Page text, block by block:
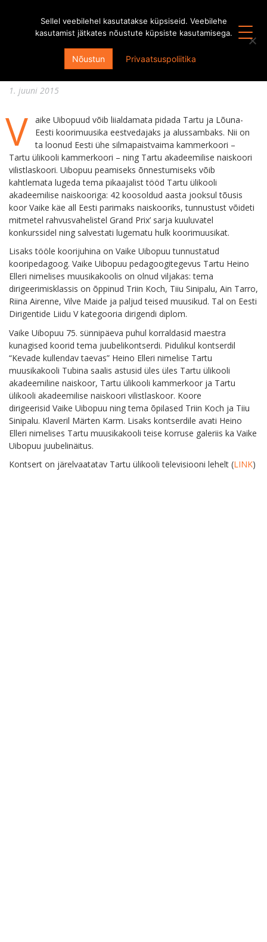
Maestra Vaike Uibopuu tähistas oma
75. sünnipäeva kauni kontserdiga
1. juuni 2015
V
aike Uibopuud võib liialdamata pidada Tartu ja Lõuna-
Eesti koorimuusika eestvedajaks ja alussambaks. Nii on
ta loonud Eesti ühe silmapaistvaima kammerkoori –
Tartu ülikooli kammerkoori – ning Tartu akadeemilise naiskoori
vilistlaskoori. Uibopuu peamiseks õnnestumiseks võib
kahtlemata lugeda tema pikaajalist tööd Tartu ülikooli
akadeemilise naiskooriga: 42 koosoldud aasta jooksul tõusis
koor Vaike käe all Eesti parimaks naiskooriks, tunnustust võideti
mitmetel rahvusvahelistel Grand Prix’ sarja kuuluvatel
konkurssidel ning salvestati lugematu hulk koorimuusikat.
Lisaks tööle koorijuhina on Vaike Uibopuu tunnustatud
kooripedagoog. Vaike Uibopuu pedagoogitegevus Tartu Heino
Elleri nimelises muusikakoolis on olnud viljakas: tema
dirigeerimisklassis on õppinud Triin Koch, Tiiu Sinipalu, Ain Tarro,
Riina Airenne, Vilve Maide ja paljud teised muusikud. Tal on Eesti
Dirigentide Liidu V kategooria dirigendi diplom.
Vaike Uibopuu 75. sünnipäeva puhul korraldasid maestra
kunagised koorid tema juubelikontserdi. Pidulikul kontserdil
“Kevade kullendav taevas” Heino Elleri nimelise Tartu
muusikakooli Tubina saalis astusid üles üles Tartu ülikooli
akadeemiline naiskoor, Tartu ülikooli kammerkoor ja Tartu
ülikooli akadeemilise naiskoori vilistlaskoor. Koore
dirigeerisid Vaike Uibopuu ning tema õpilased Triin Koch ja Tiiu
Sinipalu. Klaveril Märten Karm. Lisaks kontserdile avati Heino
Elleri nimelises Tartu muusikakooli teise korruse galeriis ka Vaike
Uibopuu juubelinäitus.
Kontsert on järelvaatatav Tartu ülikooli televisiooni lehelt (LINK)
Sellel veebilehel kasutatakse küpsiseid. Veebilehe
kasutamist jätkates nõustute küpsiste kasutamisega.
Nõustun Privaatsuspoliitika